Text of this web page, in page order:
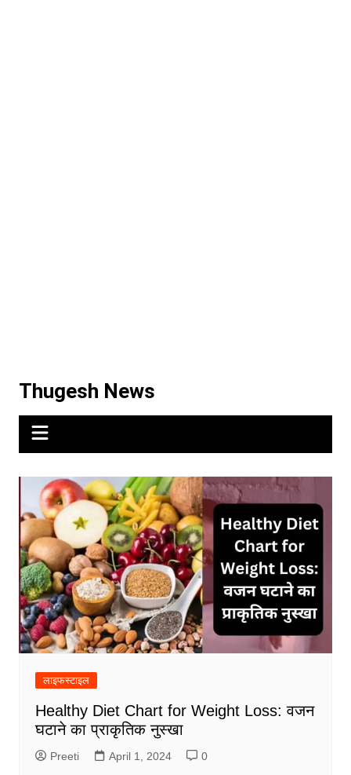
Thugesh News
लाइफस्टाइल
Healthy Diet Chart for Weight Loss: वजन
घटाने का प्राकृतिक नुस्खा
Preeti April 1, 2024 0